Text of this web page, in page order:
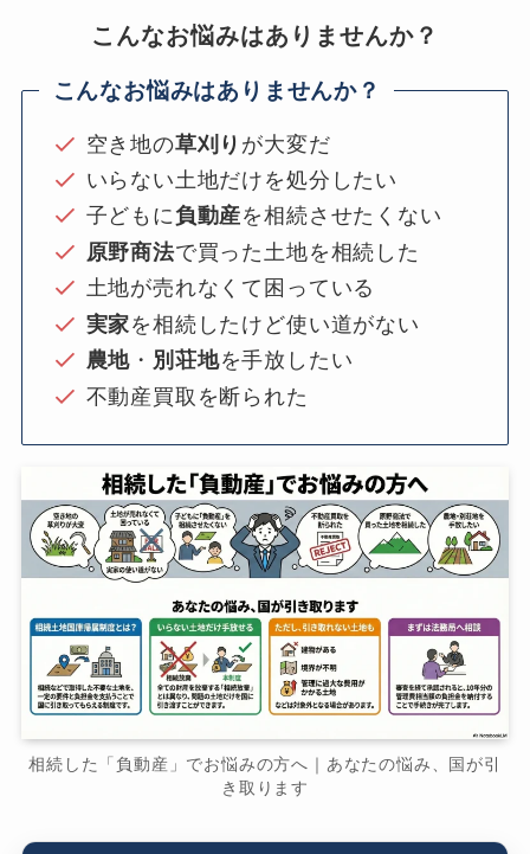
こんなお悩みはありませんか？
こんなお悩みはありませんか？
空き地の草刈り が大変だ
いらない土地だけを処分したい
子どもに負動産を相続させたくない
原野商法で買った土地を相続した
土地が売れなくて困っている
実家を相続したけど使い道がない
農地 ・ 別荘地を手放したい
不動産買取を断られた
相続した「負動産」でお悩みの方へ｜あなたの悩み、国が引
き取ります